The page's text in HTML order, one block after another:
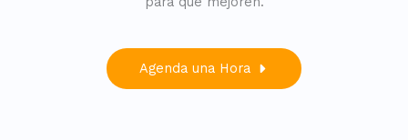
Agenda una Hora